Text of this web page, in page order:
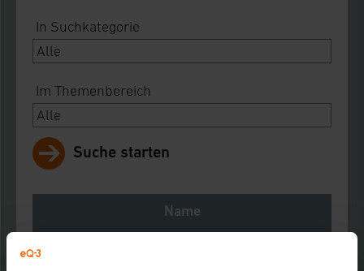
In Suchkategorie
Im Themenbereich
Suche starten
Name